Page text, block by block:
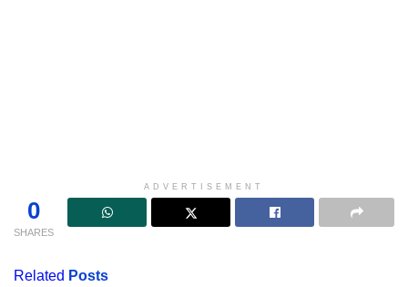
ADVERTISEMENT
0
SHARES
Related Posts